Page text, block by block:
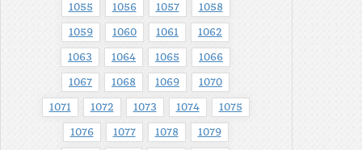
1055 1056 1057 1058
1059 1060 1061 1062
1063 1064 1065 1066
1067 1068 1069 1070
1071 1072 1073 1074 1075
1076 1077 1078 1079